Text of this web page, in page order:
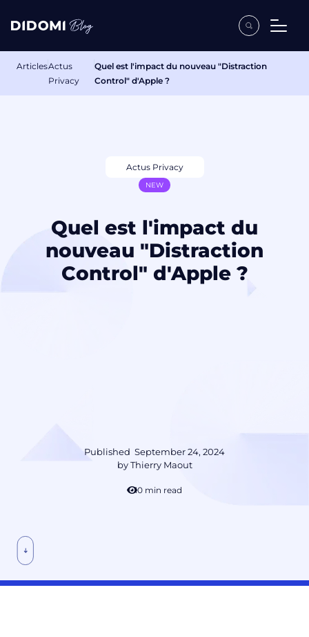
ArticlesActus
Privacy
Quel est l'impact du nouveau "Distraction
Control" d'Apple ?
Actus Privacy
NEW
Quel est l'impact du
nouveau "Distraction
Control" d'Apple ?
Published September 24, 2024
byThierry Maout
10 min read